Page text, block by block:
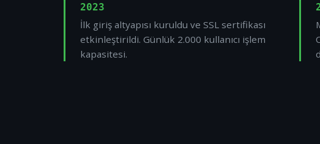
2023
İlk giriş altyapısı kuruldu ve SSL sertifikası
etkinleştirildi. Günlük 2.000 kullanıcı işlem
kapasitesi.